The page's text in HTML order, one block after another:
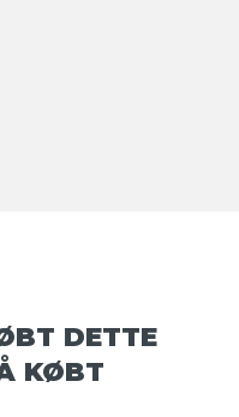
DETTE
KØBT